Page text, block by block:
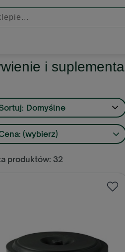
i
Domyślne
(wybierz)
produktów: 32